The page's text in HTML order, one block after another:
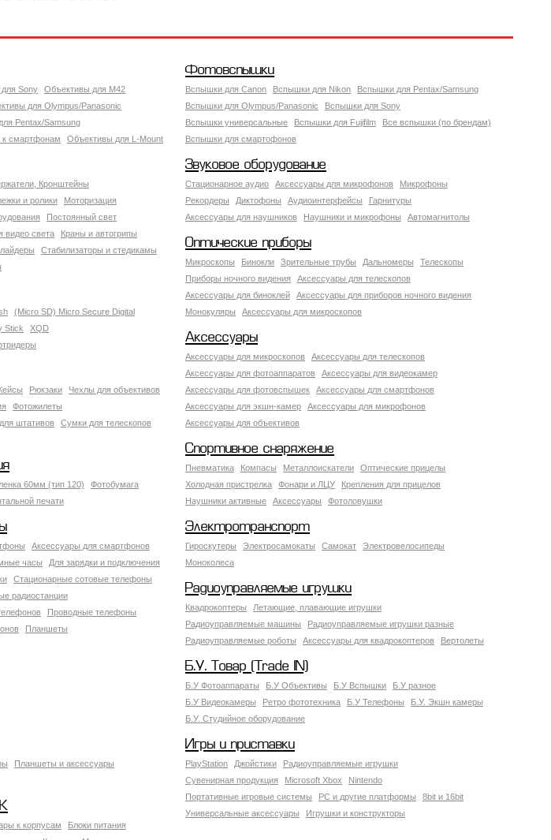
Sony
Объективы для M42
для Olympus/Panasonic
Pentax/Samsung
смартфонам Объективы для L-Mount
Фотовспышки
Вспышки для Canon Вспышки для Nikon
Вспышки для Pentax/Samsung
Вспышки для Olympus/Panasonic
Вспышки для Sony
Вспышки универсальные
Вспышки для Fujifilm
Все вспышки (по брендам)
Вспышки для смартофонов
Кронштейны
и ролики
Моторизация
Постоянный свет
видео света
Краны и автогрипы
Стабилизаторы и стедикамы
Звуковое оборудование
Стационарное аудио Аксессуары для микрофонов
Микрофоны
Рекордеры
Диктофоны Аудиоинтерфейсы
Гарнитуры
Аксессуары для наушников
Наушники и микрофоны Автомагнитолы
Оптические приборы
Микроскопы Бинокли Зрительные трубы Дальномеры
Телескопы
Приборы ночного видения
Аксессуары для телескопов
Аксессуары для биноклей
Аксессуары для приборов ночного видения
Монокуляры
Аксессуары для микроскопов
(Micro SD) Micro Secure Digital
Stick
XQD
Аксессуары
Аксессуары для микроскопов
Аксессуары для телескопов
Аксессуары для фотоаппаратов
Аксессуары для видеокамер
Аксессуары для фотовспышек
Аксессуары для смартфонов
Аксессуары для экшн-камер
Аксессуары для микрофонов
Аксессуары для объективов
Рюкзаки
Чехлы для объективов
Фотожилеты
штативов
Сумки для телескопов
Спортивное снаряжение
Пневматика Компасы Металлоискатели
Оптические прицелы
Холодная пристрелка
Фонари и ЛЦУ
Крепления для прицелов
Наушники активные
Аксессуары Фотоловушки
60мм (тип 120)
Фотобумага
печати
Аксессуары для смартфонов
часы
Для зарядки и подключения
Стационарные сотовые телефоны
радиостанции
Проводные телефоны
Планшеты
Электротранспорт
Гироскутеры Электросамокаты Самокат
Электровелосипеды
Моноколеса
Радиоуправляемые игрушки
Квадрокоптеры
Летающие, плавающие игрушки
Радиоуправляемые машины
Радиоуправляемые игрушки разные
Радиоуправляемые роботы
Аксессуары для квадрокоптеров Вертолеты
Б.У. Товар (Trade IN)
Б.У Фотоаппараты Б.У Объективы Б.У Вспышки
Б.У разное
Б.У Видеокамеры
Ретро фототехника Б.У Телефоны
Б.У. Экшн камеры
Б.У. Студийное оборудование
Планшеты и аксессуары
Игры и приставки
PlayStation Джойстики
Радиоуправляемые игрушки
Сувенирная продукция
Microsoft Xbox
Nintendo
Портативные игровые системы
PC и другие платформы
8bit и 16bit
Универсальные аксессуары
Игрушки и конструкторы
к корпусам
Блоки питания